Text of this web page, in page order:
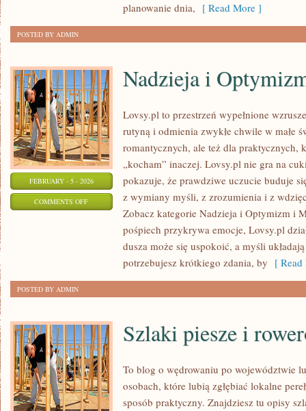
planowanie dnia, [ Read More ]
POSTED BY ADMIN
FEBRUARY - 5 - 2026
COMMENTS OFFON
OPTYMIZM
Nadzieja i
Lovsy.pl to przestrzeń wypełnione
rutyną i odmienia zwykłe chwile w małe
romantycznych, ale też dla praktycznych,
„kocham” inaczej. Lovsy.pl nie gra na
pokazuje, że prawdziwe uczucie buduje
z wymiany myśli, z zrozumienia i z
Zobacz kategorie Nadzieja i Optymizm i
pośpiech przykrywa emocje, Lovsy.pl
dusza może się uspokoić, a myśli
potrzebujesz krótkiego zdania, by [
POSTED BY ADMIN
Szlaki piesze i
To blog o wędrowaniu po województwie
osobach, które lubią zgłębiać lokalne
sposób praktyczny. Znajdziesz tu opisy